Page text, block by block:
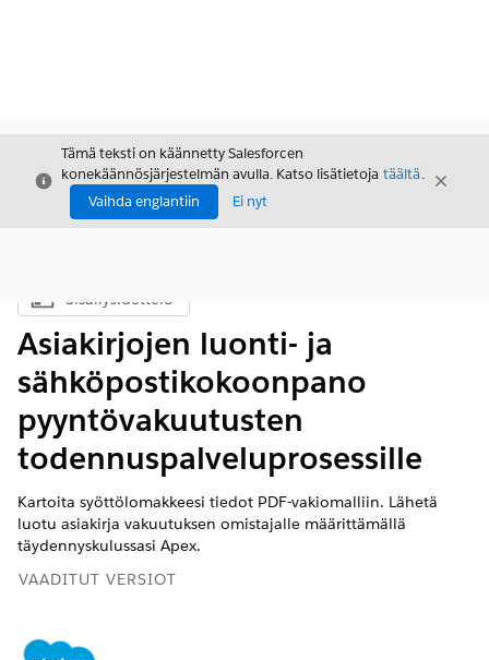
Sulje
Tämä teksti on käännetty Salesforcen
konekäännösjärjestelmän avulla. Katso lisätietoja täältä.
Vaihda englantiin
Ei nyt
Sulje
Näytä sisällysluettelo
Sisällysluettelo
Asiakirjojen luonti- ja
sähköpostikokoonpano
pyyntövakuutusten
todennuspalveluprosessille
Kartoita syöttölomakkeesi tiedot PDF-vakiomalliin. Lähetä
luotu asiakirja vakuutuksen omistajalle määrittämällä
täydennyskulussasi Apex.
VAADITUT VERSIOT